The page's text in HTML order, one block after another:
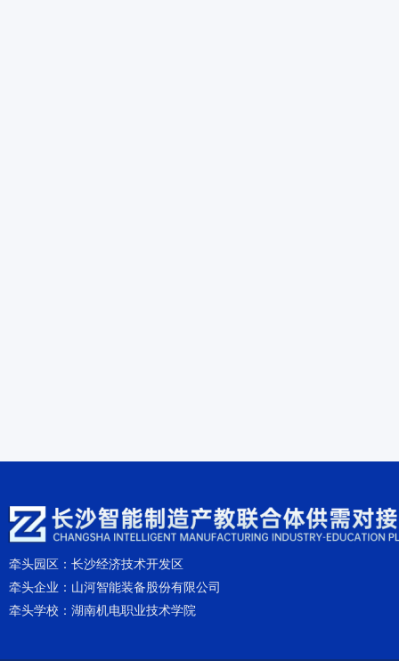
牵头园区： 长沙经济技术开发区
牵头企业： 山河智能装备股份有限公司
牵头学校： 湖南机电职业技术学院